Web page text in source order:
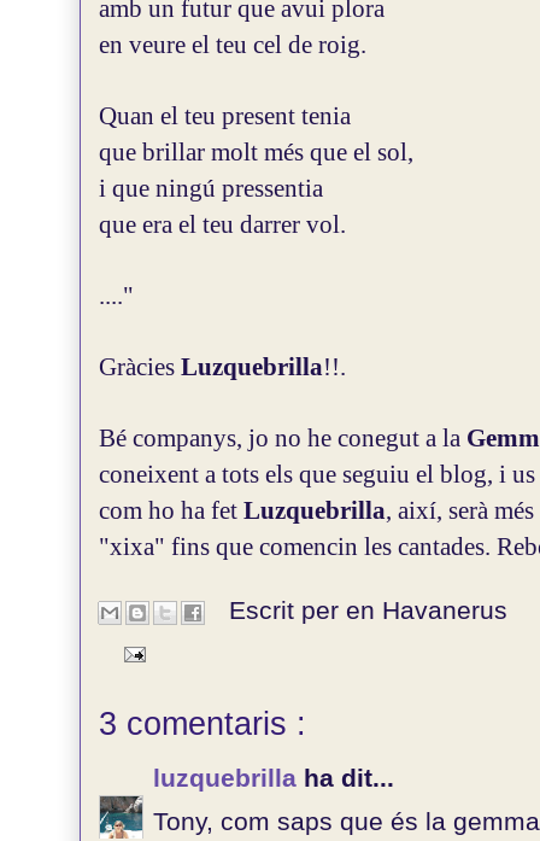
amb un futur que avui plora
en veure el teu cel de roig.
Quan el teu present tenia
que brillar molt més que el sol,
i que ningú pressentia
que era el teu darrer vol.
...."
Gràcies Luzquebrilla!!.
Bé companys, jo no he conegut a la
coneixent a tots els que seguiu el blog, i
com ho ha fet Luzquebrilla, així, serà
"xixa" fins que comencin les cantades.
Escrit per en Havanerus
3 comentaris :
luzquebrilla ha dit...
Tony, com saps que és la